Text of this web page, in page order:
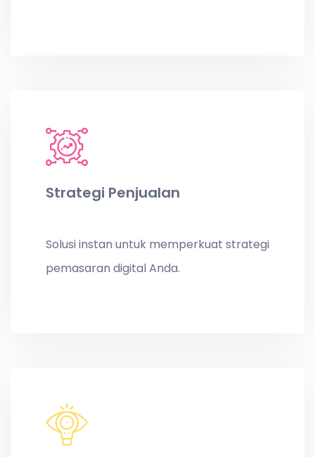
Strategi Penjualan
Solusi instan untuk memperkuat strategi
pemasaran digital Anda.